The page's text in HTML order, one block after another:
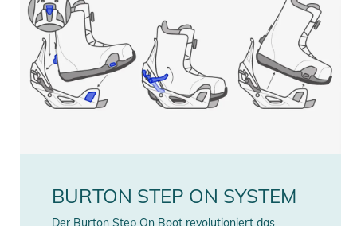
BURTON STEP ON SYSTEM
Der Burton Step On Boot revolutioniert das